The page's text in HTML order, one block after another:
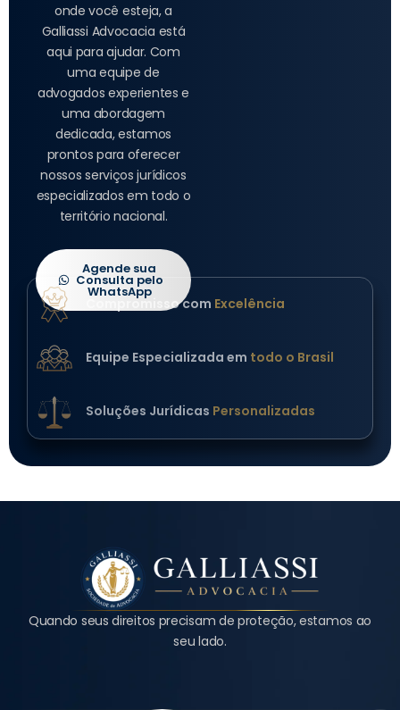
onde você esteja, a
Galliassi Advocacia está
aqui para ajudar. Com
uma equipe de
advogados experientes e
uma abordagem
dedicada, estamos
prontos para oferecer
nossos serviços jurídicos
especializados em todo o
território nacional.
Agende sua
Consulta pelo
WhatsApp
Compromisso com Excelência
Equipe Especializada em todo o Brasil
Soluções Jurídicas Personalizadas
Quando seus direitos precisam de proteção, estamos ao
seu lado.